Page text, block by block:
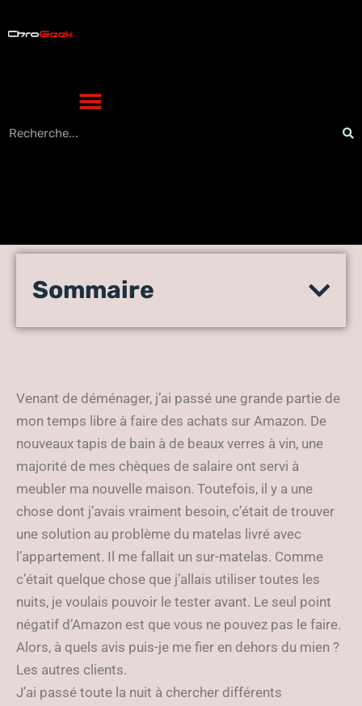
Le bouche-à-oreille à l’ère
des évaluations en ligne
Sommaire
Venant de déménager, j’ai passé une grande partie de
mon temps libre à faire des achats sur Amazon. De
nouveaux tapis de bain à de beaux verres à vin, une
majorité de mes chèques de salaire ont servi à
meubler ma nouvelle maison. Toutefois, il y a une
chose dont j’avais vraiment besoin, c’était de trouver
une solution au problème du matelas livré avec
l’appartement. Il me fallait un sur-matelas. Comme
c’était quelque chose que j’allais utiliser toutes les
nuits, je voulais pouvoir le tester avant. Le seul point
négatif d’Amazon est que vous ne pouvez pas le faire.
Alors, à quels avis puis-je me fier en dehors du mien ?
Les autres clients.
J’ai passé toute la nuit à chercher différents